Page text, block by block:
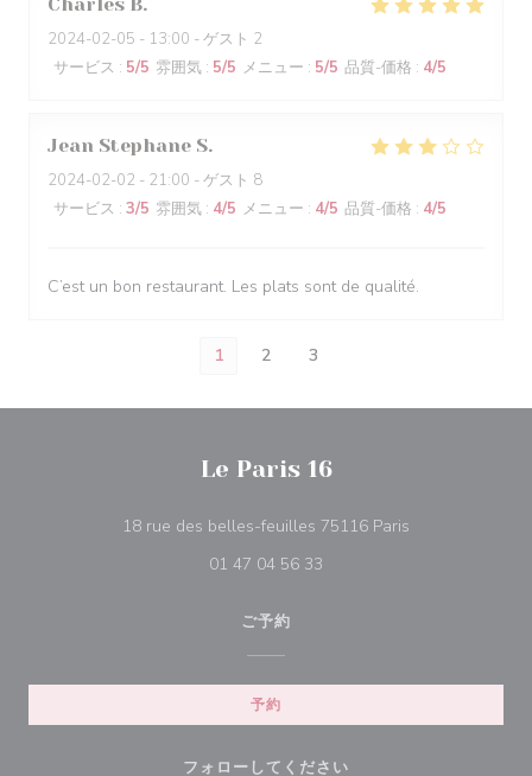
2024-02-05 - 13:00 - ゲスト 2
サービス : 5/5 雰囲気 : 5/5 メニュー : 5/5 品質-価格 : 4/5
Jean Stephane S
2024-02-02 - 21:00 - ゲスト 8
サービス : 3/5 雰囲気 : 4/5 メニュー : 4/5 品質-価格 : 4/5
C’est un bon restaurant. Les plats sont de qualité.
1 2 3
Le Paris 16
18 rue des belles-feuilles 75116 Paris
01 47 04 56 33
ご予約
予約
フォローしてください